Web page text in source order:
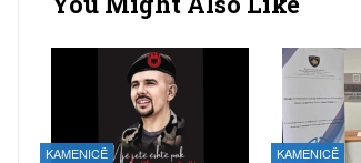
KAMENICË KAMENICË